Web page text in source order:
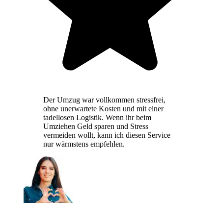
Der Umzug war vollkommen stressfrei,
ohne unerwartete Kosten und mit einer
tadellosen Logistik. Wenn ihr beim
Umziehen Geld sparen und Stress
vermeiden wollt, kann ich diesen Service
nur wärmstens empfehlen.